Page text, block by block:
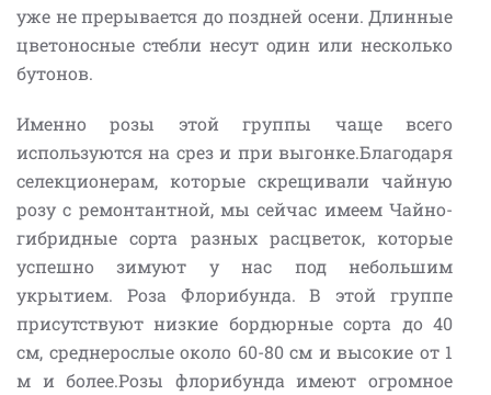
уже не прерывается до поздней осени. Длинные
цветоносные стебли несут один или несколько
бутонов.
Именно розы этой группы чаще всего
используются на срез и при выгонке.Благодаря
селекционерам, которые скрещивали чайную
розу с ремонтантной, мы сейчас имеем Чайно-
гибридные сорта разных расцветок, которые
успешно зимуют у нас под небольшим
укрытием. Роза Флорибунда. В этой группе
присутствуют низкие бордюрные сорта до 40
см, среднерослые около 60-80 см и высокие от 1
м и более.Розы флорибунда имеют огромное